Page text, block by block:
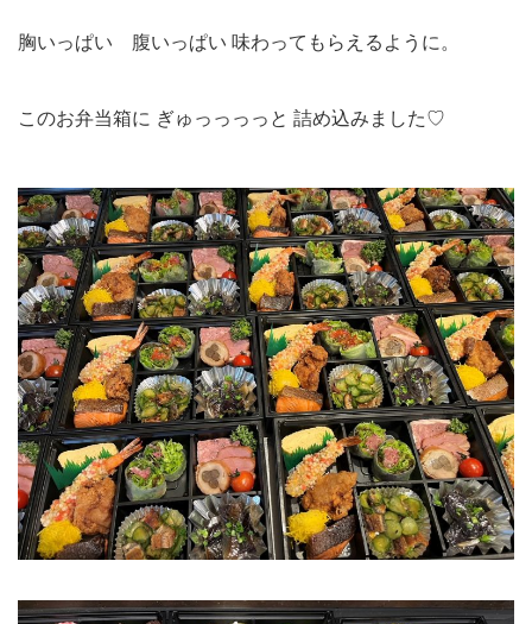
胸いっぱい 腹いっぱい 味わってもらえるように。
このお弁当箱に ぎゅっっっっと 詰め込みました♡